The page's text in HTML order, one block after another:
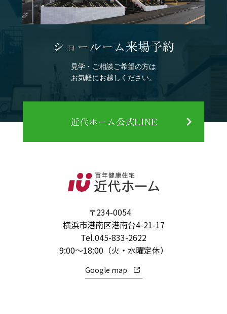
ショールーム来場予約
見学・ご相談ご希望の方は
お気軽にお越しください。
近代ホーム公式LINE
〒234-0054
横浜市港南区港南台4-21-17
Tel.045-833-2622
9:00～18:00（火・水曜定休）
Google map